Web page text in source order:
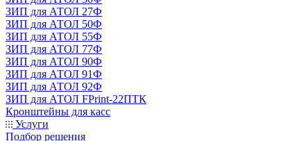
ЗИП для АТОЛ 27Ф
ЗИП для АТОЛ 50Ф
ЗИП для АТОЛ 55Ф
ЗИП для АТОЛ 77Ф
ЗИП для АТОЛ 90Ф
ЗИП для АТОЛ 91Ф
ЗИП для АТОЛ 92Ф
ЗИП для АТОЛ FPrint-22ПТК
Кронштейны для касс
Услуги
Подбор решения